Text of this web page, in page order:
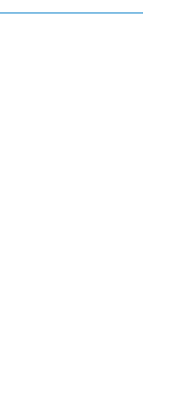
de vorige
er geen trend te
en
en geschiedenis
en over het
combineert met
onderwijs
zichzelf voldoende
een samenhangend